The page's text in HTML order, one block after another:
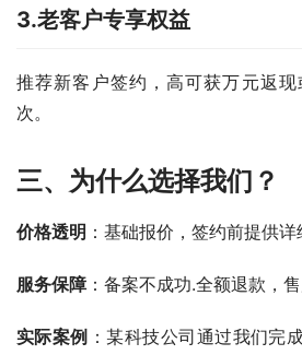
3.老客户专享权益
推荐新客户签约，高可获万元返
次。
三、为什么选择我们？
价格透明 ：基础报价，签约前提供
服务保障：备案不成功.全额退款，
实际案例 ：某科技公司通过我们完